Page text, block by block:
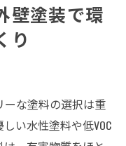
壁塗装で環
り
な塗料の選択は重
い水性塗料や低VOC